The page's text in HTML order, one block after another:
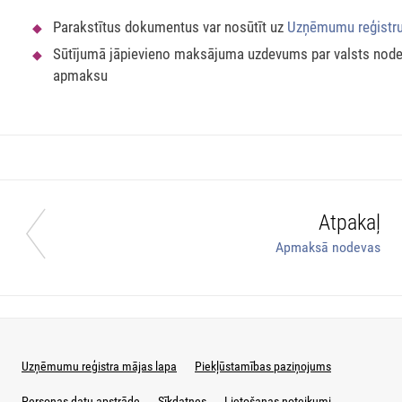
Parakstītus dokumentus var nosūtīt uz Uzņēmumu
Sūtījumā jāpievieno maksājuma uzdevums par valsts
apmaksu
Atpakaļ
Apmaksā nodevas
Uzņēmumu reģistra mājas lapa Piekļūstamības paziņojums